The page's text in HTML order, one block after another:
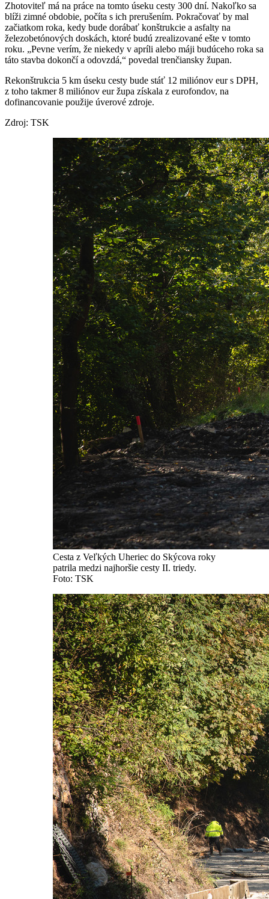
Zhotoviteľ má na práce na tomto úseku cesty 300 dní. Nakoľko sa
blíži zimné obdobie, počíta s ich prerušením. Pokračovať by mal
začiatkom roka, kedy bude dorábať konštrukcie a asfalty na
železobetónových doskách, ktoré budú zrealizované ešte v tomto
roku. „Pevne verím, že niekedy v apríli alebo máji budúceho roka sa
táto stavba dokončí a odovzdá,“ povedal trenčiansky župan.
Rekonštrukcia 5 km úseku cesty bude stáť 12 miliónov eur s DPH,
z toho takmer 8 miliónov eur župa získala z eurofondov, na
dofinancovanie použije úverové zdroje.
Zdroj: TSK
Cesta z Veľkých Uheriec do Skýcova roky
patrila medzi najhoršie cesty II. triedy.
Foto: TSK